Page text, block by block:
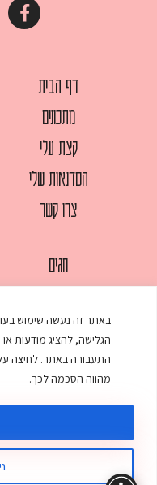
באתר זה נעשה שימוש
הגלישה, להציג מודעות
התעבורה באתר. לחיצה
מהווה הסכמה לכך.
דף הבית
מתכונים
קצת עלי
הסדנאות שלי
צרו קשר
חגים
מאפים
ממולאים
מרקים
© כל הזכויות שמורות